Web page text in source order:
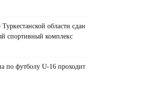
области сдан
спортивный комплекс
по футболу U-16 проходит